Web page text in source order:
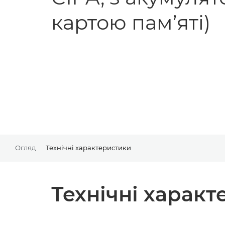
картою пам’яті)
Огляд Технічні характеристики
Технічні